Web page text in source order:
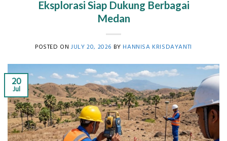
Eksplorasi Siap Dukung Berbagai
Medan
POSTED ONJULY 20, 2026 BY HANNISA KRISDAYANTI
20
Jul